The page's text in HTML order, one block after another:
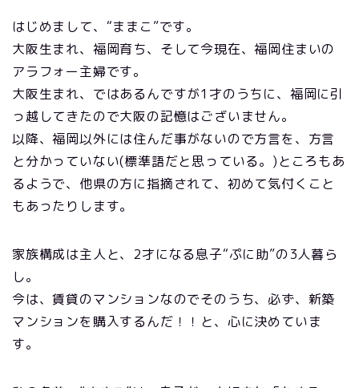
はじめまして、“ままこ”です。
大阪生まれ、福岡育ち、そして今現在、福岡住まいの
アラフォー主婦です。
大阪生まれ、ではあるんですが1才のうちに、福岡に引
っ越してきたので大阪の記憶はございません。
以降、福岡以外には住んだ事がないので方言を、方言
と分かっていない(標準語だと思っている。)ところもあ
るようで、他県の方に指摘されて、初めて気付くこと
もあったりします。
家族構成は主人と、2才になる息子“ぷに助”の3人暮ら
し。
今は、賃貸のマンションなのでそのうち、必ず、新築
マンションを購入するんだ！！と、心に決めていま
す。